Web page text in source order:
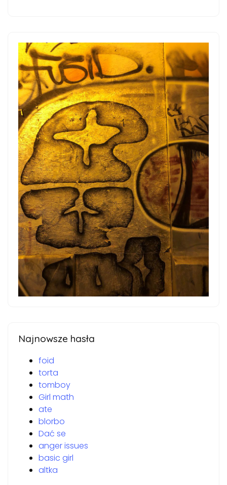
Najnowsze hasła
foid
torta
tomboy
Girl math
ate
blorbo
Dać se
anger issues
basic girl
altka